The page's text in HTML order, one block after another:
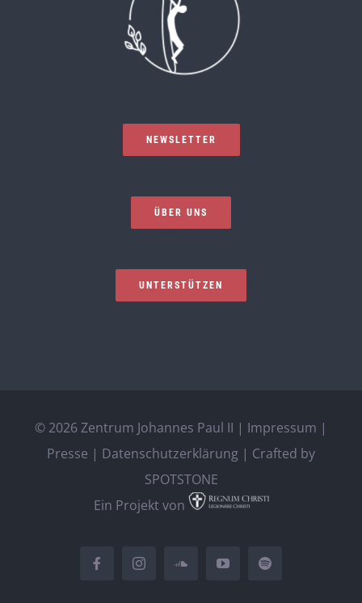
NEWSLETTER
ÜBER UNS
UNTERSTÜTZEN
© 2026 Zentrum Johannes Paul II | Impressum |
Presse | Datenschutzerklärung | Crafted by
SPOTSTONE
Ein Projekt von
FacebookInstagramSoundCloudYouTubeSpotify